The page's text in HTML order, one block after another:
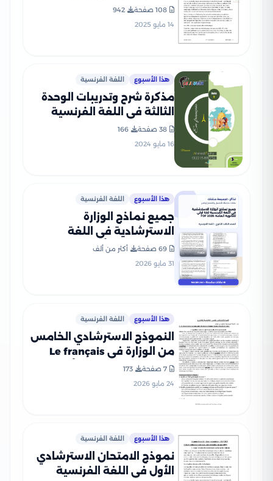
الفرنسية للصف الثالث
الثانوي 2025 بصيغة PDF
108 صفحة
942
14 مايو 2025
هذا الأسبوع اللغة الفرنسية
مذكرة شرح وتدريبات الوحدة
الثالثة في اللغة الفرنسية
للثانوية العامة
38 صفحة
166
16 مايو 2024
هذا الأسبوع اللغة الفرنسية
جميع نماذج الوزارة
الاسترشادية في اللغة
الفرنسية لغة أولى للثانوية
العامة 2026 PDF
69 صفحة
أكثر من ألف
31 مايو 2026
هذا الأسبوع اللغة الفرنسية
النموذج الاسترشادي الخامس
من الوزارة في Le français
اللغة الفرنسية (لغة أولى)
للثانوية العامة 2026
7 صفحة
173
24 مايو 2026
هذا الأسبوع اللغة الفرنسية
نموذج الامتحان الاسترشادي
الأول في اللغة الفرنسية